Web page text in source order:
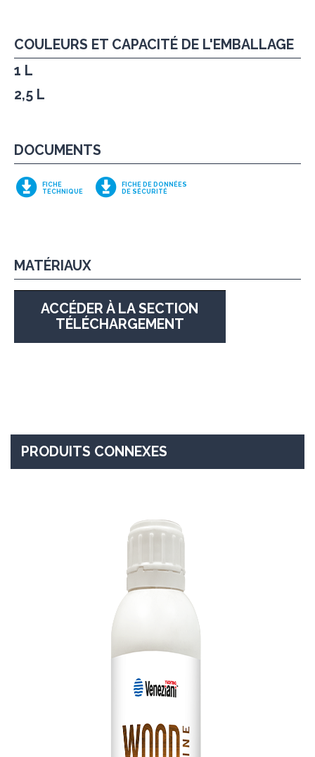
COULEURS ET CAPACITÉ DE L'EMBALLAGE
1 L
2,5 L
DOCUMENTS
FICHE
TECHNIQUE
FICHE DE DONNÉES
DE SÉCURITÉ
MATÉRIAUX
ACCÉDER À LA SECTION
TÉLÉCHARGEMENT
PRODUITS CONNEXES